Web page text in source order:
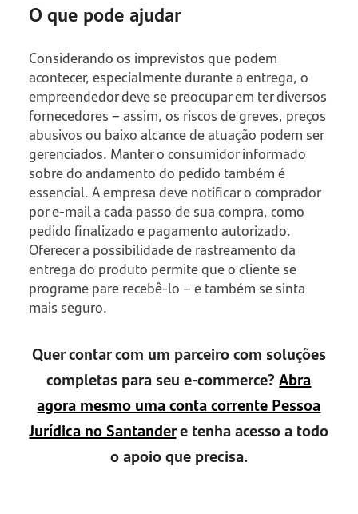
O que pode ajudar
Considerando os imprevistos que podem
acontecer, especialmente durante a entrega, o
empreendedor deve se preocupar em ter diversos
fornecedores – assim, os riscos de greves, preços
abusivos ou baixo alcance de atuação podem ser
gerenciados. Manter o consumidor informado
sobre do andamento do pedido também é
essencial. A empresa deve notificar o comprador
por e-mail a cada passo de sua compra, como
pedido finalizado e pagamento autorizado.
Oferecer a possibilidade de rastreamento da
entrega do produto permite que o cliente se
programe pare recebê-lo – e também se sinta
mais seguro.
Quer contar com um parceiro com soluções
completas para seu e-commerce?Abra
agora mesmo uma conta corrente Pessoa
Jurídica no Santandere tenha acesso a todo
o apoio que precisa.